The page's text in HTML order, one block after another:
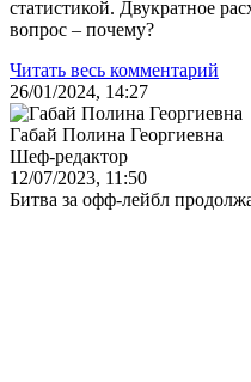
статистикой. Двукратное
вопрос – почему?
Читать весь комментарий
26/01/2024, 14:27
Габай Полина Георгиевна
Шеф-редактор
12/07/2023, 11:50
Битва за офф-лейбл